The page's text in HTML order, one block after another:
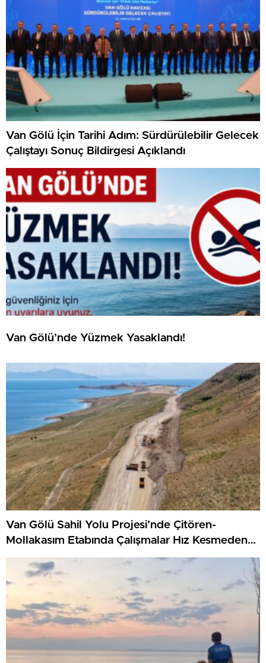
Van Gölü İçin Tarihi Adım: Sürdürülebilir Gelecek
Çalıştayı Sonuç Bildirgesi Açıklandı
Van Gölü’nde Yüzmek Yasaklandı!
Van Gölü Sahil Yolu Projesi’nde Çitören-
Mollakasım Etabında Çalışmalar Hız Kesmeden
Sürüyor